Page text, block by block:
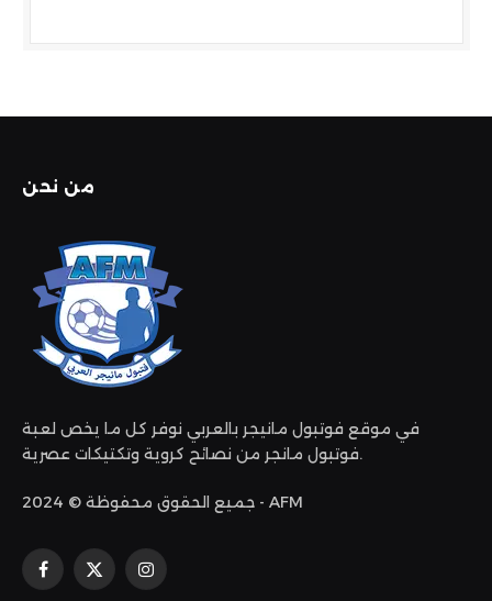
من نحن
في موقع فوتبول مانيجر بالعربي نوفر كل ما يخص لعبة
فوتبول مانجر من نصائح كروية وتكتيكات عصرية.
جميع الحقوق محفوظة © 2024 - AFM
فيسبوك
X
الانستغرام